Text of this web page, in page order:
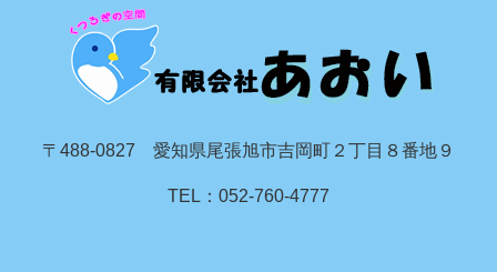
〒488-0827 愛知県尾張旭市吉岡町２丁目８番地９
TEL：052-760-4777